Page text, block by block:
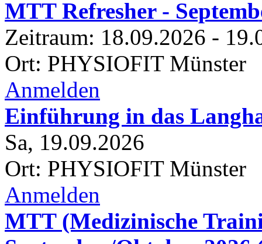
MTT Refresher -
Zeitraum: 18.09.2026 - 19.
Ort: PHYSIOFIT Münster
Anmelden
Einführung in das
Sa, 19.09.2026
Ort: PHYSIOFIT Münster
Anmelden
MTT (Medizinische